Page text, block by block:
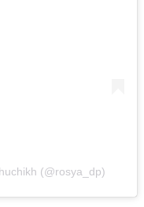
(@rosya_dp)